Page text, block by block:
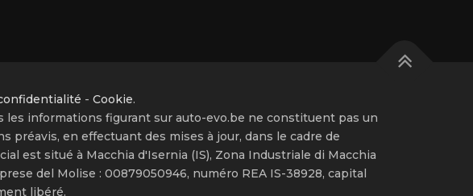
- Cookie.
informations figurant sur auto-evo.be ne constituent pas un
en effectuant des mises à jour, dans le cadre de
est situé à Macchia d'Isernia (IS), Zona Industriale di Macchia
del Molise : 00879050946, numéro REA IS-38928, capital
libéré.